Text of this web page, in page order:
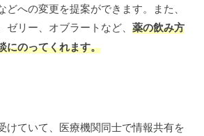
への変更を提案ができます。また、
リー、オブラートなど、 薬の飲み方
にのってくれます。
けていて、医療機関同士で情報共有を